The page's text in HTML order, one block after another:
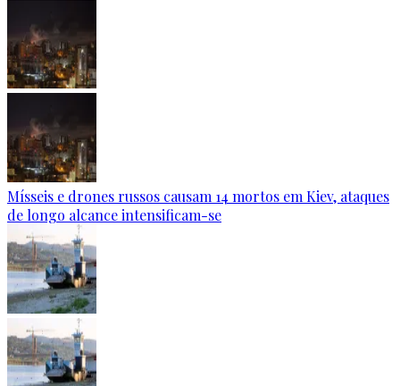
Mísseis e drones russos causam 14 mortos em Kiev, ataques
de longo alcance intensificam-se